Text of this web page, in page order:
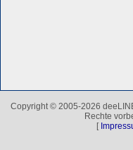
Copyright © 2005-2026
Rechte
[